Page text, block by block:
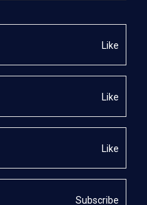
Like
Like
Like
Subscribe